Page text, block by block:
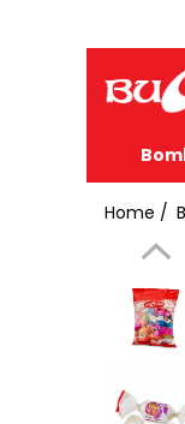
Home /